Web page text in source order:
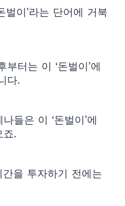
벌이’라는 단어에 거북
터는 이 ‘돈벌이’에
다.
들은 이 ‘돈벌이’에
죠.
을 투자하기 전에는